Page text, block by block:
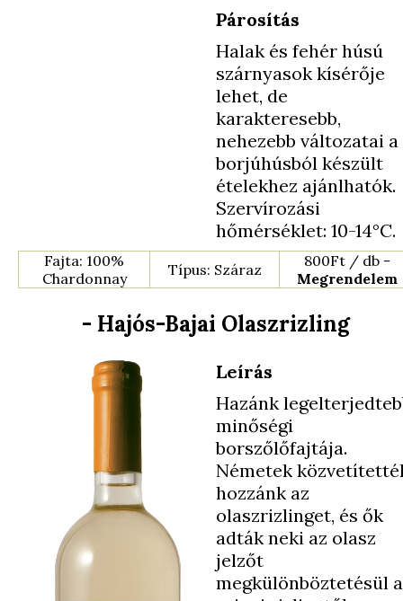
Párosítás
Halak és fehér húsú
szárnyasok kísérője
lehet, de
karakteresebb,
nehezebb változatai a
borjúhúsból készült
ételekhez ajánlhatók.
Szervírozási
hőmérséklet: 10-14°C.
Fajta: 100%
Chardonnay
Típus: Száraz
800Ft / db -
Megrendelem
- Hajós-Bajai Olaszrizling
Leírás
Hazánk
minőségi
borszőlőfajtája.
Németek
hozzánk az
olaszrizlinget, és ők
adták neki az olasz
jelzőt
megkülönböztetésül a